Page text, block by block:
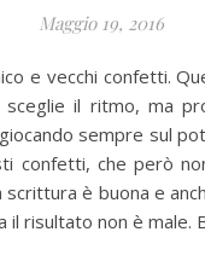
Maggio 19, 2016
e vecchi confetti.
il ritmo, ma
sempre sul
che però
è buona e
il risultato non è male.